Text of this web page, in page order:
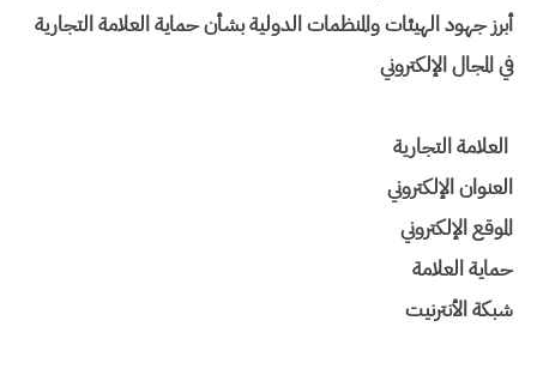
أبرز جهود الهيئات والمنظمات الدولية بشأن حماية العلامة التجارية
في المجال الإلكتروني
العلامة التجارية
العنوان الإلكتروني
الموقع الإلكتروني
حماية العلامة
شبكة الأنترنيت